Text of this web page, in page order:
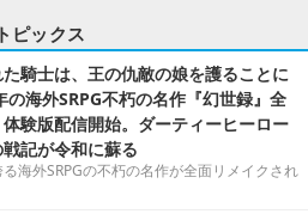
トピックス
騎士は、王の仇敵の娘を護ることに
海外SRPG不朽の名作『幻世録』全
験版配信開始。ダーティーヒーロー
記が令和に蘇る
海外SRPGの不朽の名作が全面リメイクされ